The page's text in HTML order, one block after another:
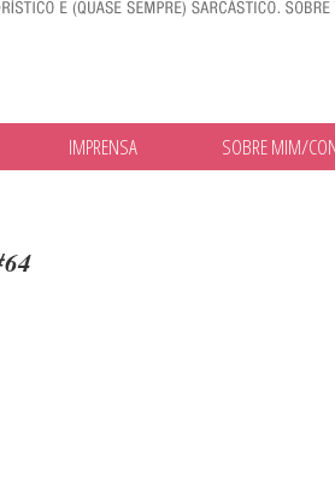
IMPRENSA SOBRE MIM/